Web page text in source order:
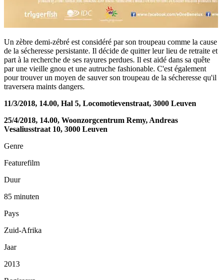
Un zèbre demi-zébré est considéré par son troupeau comme la cause
de la sécheresse persistante. Il décide de quitter leur lieu de retraite et
part à la recherche de ses rayures perdues. Il est aidé dans sa quête
par une vieille gnou et une autruche fashionable. C'est également
pour trouver un moyen de sauver son troupeau de la sécheresse qu'il
traversera maints dangers.
11/3/2018, 14.00, Hal 5, Locomotievenstraat, 3000 Leuven
25/4/2018, 14.00, Woonzorgcentrum Remy, Andreas
Vesaliusstraat 10, 3000 Leuven
Genre
Featurefilm
Duur
85 minuten
Pays
Zuid-Afrika
Jaar
2013